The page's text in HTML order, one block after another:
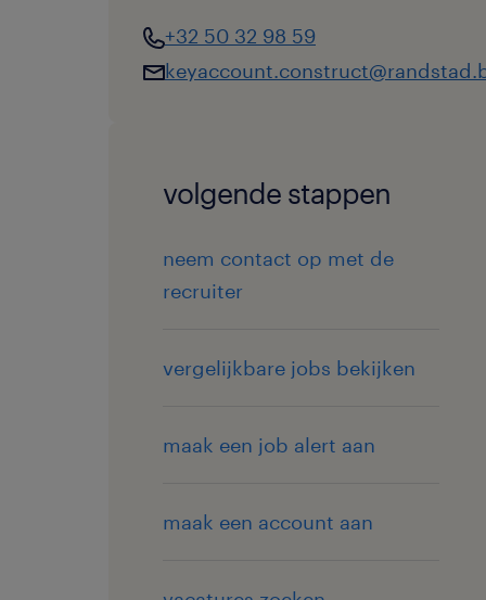
+32 50 32 98 59
volgende stappen
neem contact op met de
recruiter
vergelijkbare jobs bekijken
maak een job alert aan
maak een account aan